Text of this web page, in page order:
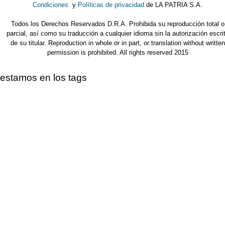
Condiciones y Políticas de privacidad de LA PATRIA S.A.
Todos los Derechos Reservados D.R.A. Prohibida su reproducción total o
parcial, así como su traducción a cualquier idioma sin la autorización
de su titular. Reproduction in whole or in part, or translation without written
permission is prohibited. All rights reserved 2015
estamos en los tags